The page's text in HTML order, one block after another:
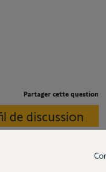
Partager cette question
de discussion